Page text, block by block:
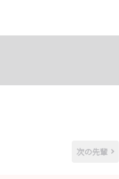
ったりです✨
次の先輩